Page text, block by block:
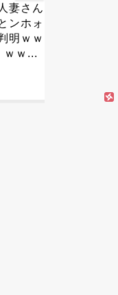
シア、北朝鮮か
人の派兵を受け
る模様...